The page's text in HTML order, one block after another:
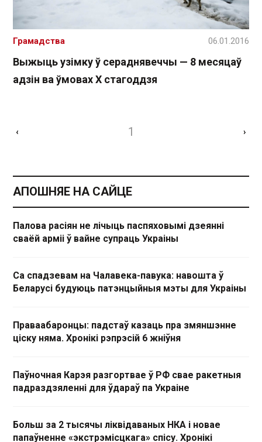
Выжыць узімку ў сераднявеччы — 8 месяцаў
адзін ва ўмовах Х стагоддзя
Грамадства 06.01.2016
‹ 1 ›
АПОШНЯЕ НА САЙЦЕ
Палова расіян не лічыць паспяховымі дзеянні
сваёй арміі ў вайне супраць Украіны
Са спадзевам на Чалавека-павука: навошта ў
Беларусі будуюць патэнцыйныя мэты для Украіны
Праваабаронцы: падстаў казаць пра змяншэнне
ціску няма. Хронікі рэпрэсій 6 жніўня
Паўночная Карэя разгортвае ў РФ свае ракетныя
падраздзяленні для ўдараў па Украіне
Больш за 2 тысячы ліквідаваных НКА і новае
папаўненне «экстрэмісцкага» спісу. Хронікі